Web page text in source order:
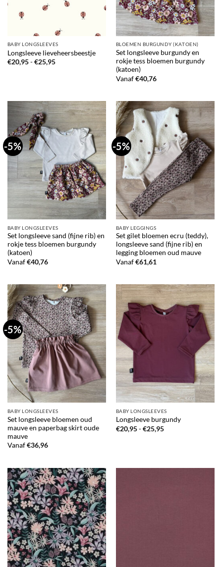
BABY LONGSLEEVES
Longsleeve lieveheersbeestje
€20,95 - €25,95Prijsklasse:
BLOEMEN BURGUNDY (KATOEN)
Set longsleeve burgundy en
rokje tess bloemen burgundy
(katoen)
Vanaf €40,76
-5%
BABY LONGSLEEVES
Set longsleeve sand (fijne rib) en
rokje tess bloemen burgundy
(katoen)
Vanaf €40,76
-5%
BABY LEGGINGS
Set gilet bloemen ecru (teddy),
longsleeve sand (fijne rib) en
legging bloemen oud mauve
Vanaf €61,61
-5%
BABY LONGSLEEVES
Set longsleeve bloemen oud
mauve en paperbag skirt oude
mauve
Vanaf €36,96
BABY LONGSLEEVES
Longsleeve burgundy
€20,95 - €25,95Prijsklasse: